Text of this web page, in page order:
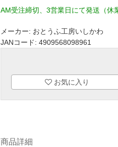
AM受注締切、3営業日にて発送（休
メーカー: おとうふ工房いしかわ
JANコード: 4909568098961
お気に入り
商品詳細